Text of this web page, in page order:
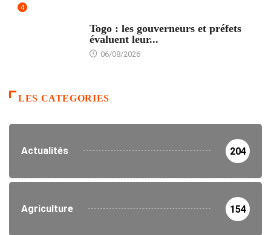
4
Togo : les gouverneurs et préfets
évaluent leur...
06/08/2026
LES CATEGORIES
Actualités 204
Agriculture 154